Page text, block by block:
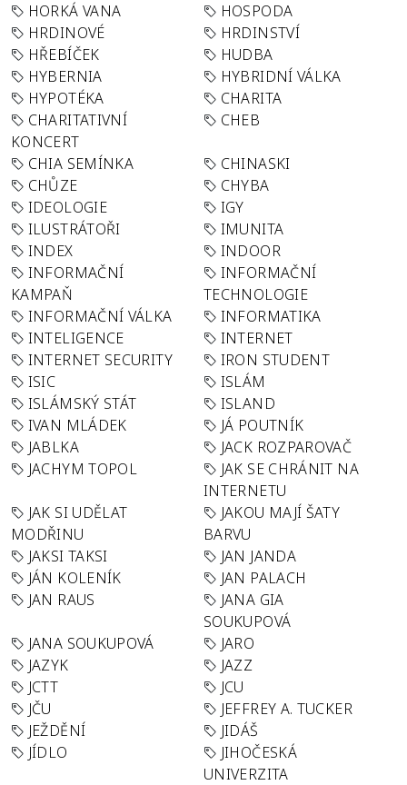
HORKÁ VANA
HOSPODA
HRDINOVÉ
HRDINSTVÍ
HŘEBÍČEK
HUDBA
HYBERNIA
HYBRIDNÍ VÁLKA
HYPOTÉKA
CHARITA
CHARITATIVNÍ
KONCERT
CHEB
CHIA SEMÍNKA
CHINASKI
CHŮZE
CHYBA
IDEOLOGIE
IGY
ILUSTRÁTOŘI
IMUNITA
INDEX
INDOOR
INFORMAČNÍ
KAMPAŇ
INFORMAČNÍ
TECHNOLOGIE
INFORMAČNÍ VÁLKA
INFORMATIKA
INTELIGENCE
INTERNET
INTERNET SECURITY
IRON STUDENT
ISIC
ISLÁM
ISLÁMSKÝ STÁT
ISLAND
IVAN MLÁDEK
JÁ POUTNÍK
JABLKA
JACK ROZPAROVAČ
JACHYM TOPOL
JAK SE CHRÁNIT NA
INTERNETU
JAK SI UDĚLAT
MODŘINU
JAKOU MAJÍ ŠATY
BARVU
JAKSI TAKSI
JAN JANDA
JÁN KOLENÍK
JAN PALACH
JAN RAUS
JANA GIA
SOUKUPOVÁ
JANA SOUKUPOVÁ
JARO
JAZYK
JAZZ
JCTT
JCU
JČU
JEFFREY A. TUCKER
JEŽDĚNÍ
JIDÁŠ
JÍDLO
JIHOČESKÁ
UNIVERZITA